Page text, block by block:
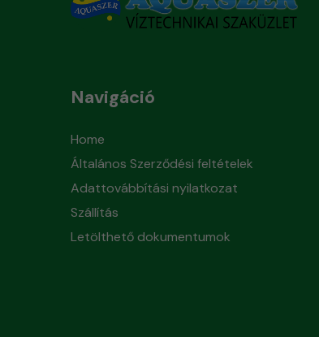
Navigáció
Home
Általános Szerződési feltételek
Adattovábbítási nyilatkozat
Szállítás
Letölthető dokumentumok